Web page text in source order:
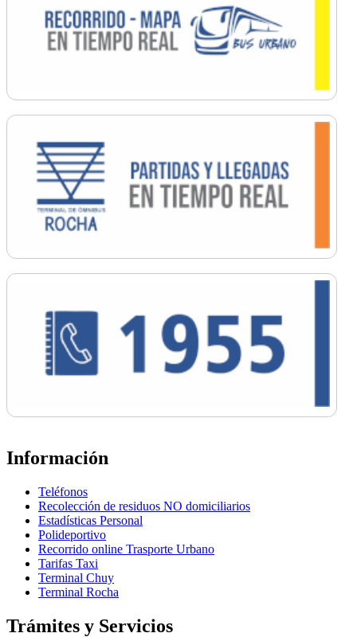
Ordenamiento
Promoción Social
Salud
Secretaría General
Información
Teléfonos
Recolección de residuos NO domiciliarios
Estadísticas Personal
Polideportivo
Recorrido online Trasporte Urbano
Tarifas Taxi
Terminal Chuy
Terminal Rocha
Trámites y Servicios